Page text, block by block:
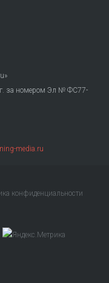
г. за номером Эл № ФС77-
media.ru
конфиденциальности